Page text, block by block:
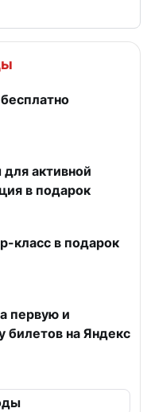
активной
в подарок
класс в подарок
первую и
билетов на Яндекс